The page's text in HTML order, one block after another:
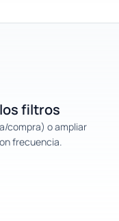
filtros
compra) o ampliar
frecuencia.